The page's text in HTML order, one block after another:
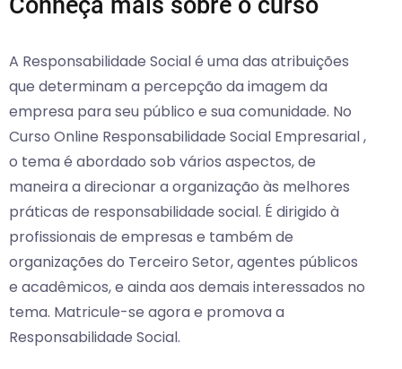
A Responsabilidade Social é uma das atribuições
que determinam a percepção da imagem da
empresa para seu público e sua comunidade. No
Curso Online Responsabilidade Social Empresarial ,
o tema é abordado sob vários aspectos, de
maneira a direcionar a organização às melhores
práticas de responsabilidade social. É dirigido à
profissionais de empresas e também de
organizações do Terceiro Setor, agentes públicos
e acadêmicos, e ainda aos demais interessados no
tema. Matricule-se agora e promova a
Responsabilidade Social.